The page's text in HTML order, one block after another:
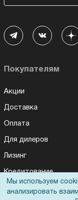
Покупателям
Акции
Доставка
Оплата
Для дилеров
Лизинг
Кредитование
Мы используем
анализировать
Для Вас доступно
заказе этого товара